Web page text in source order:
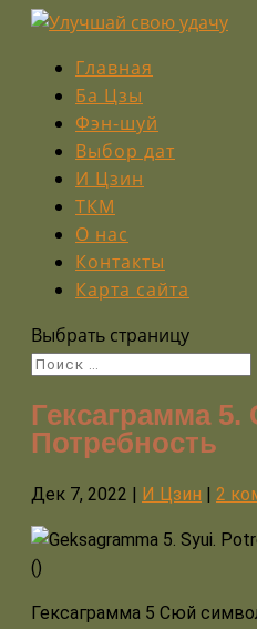
Главная
Ба Цзы
Фэн-шуй
Выбор дат
И Цзин
ТКМ
О нас
Контакты
Карта сайта
Выбрать страницу
Гексаграмма
Потребность
Дек 7, 2022 И Цзин 2
()
Гексаграмма 5 Сюй